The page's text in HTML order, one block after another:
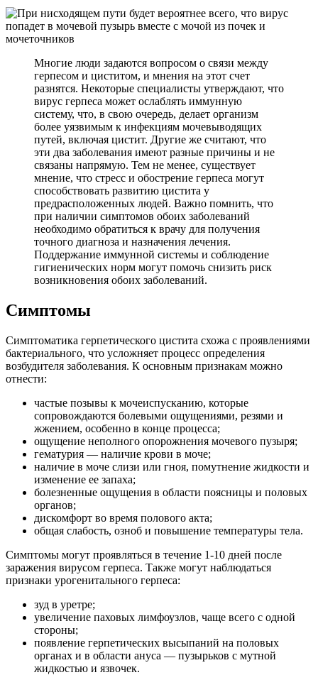
Многие люди задаются вопросом о связи между
герпесом и циститом, и мнения на этот счет
разнятся. Некоторые специалисты утверждают, что
вирус герпеса может ослаблять иммунную
систему, что, в свою очередь, делает организм
более уязвимым к инфекциям мочевыводящих
путей, включая цистит. Другие же считают, что
эти два заболевания имеют разные причины и не
связаны напрямую. Тем не менее, существует
мнение, что стресс и обострение герпеса могут
способствовать развитию цистита у
предрасположенных людей. Важно помнить, что
при наличии симптомов обоих заболеваний
необходимо обратиться к врачу для получения
точного диагноза и назначения лечения.
Поддержание иммунной системы и соблюдение
гигиенических норм могут помочь снизить риск
возникновения обоих заболеваний.
Симптомы
Симптоматика герпетического цистита схожа с проявлениями
бактериального, что усложняет процесс определения
возбудителя заболевания. К основным признакам можно
отнести:
частые позывы к мочеиспусканию, которые
сопровождаются болевыми ощущениями, резями и
жжением, особенно в конце процесса;
ощущение неполного опорожнения мочевого пузыря;
гематурия — наличие крови в моче;
наличие в моче слизи или гноя, помутнение жидкости и
изменение ее запаха;
болезненные ощущения в области поясницы и половых
органов;
дискомфорт во время полового акта;
общая слабость, озноб и повышение температуры тела.
Симптомы могут проявляться в течение 1-10 дней после
заражения вирусом герпеса. Также могут наблюдаться
признаки урогенитального герпеса:
зуд в уретре;
увеличение паховых лимфоузлов, чаще всего с одной
стороны;
появление герпетических высыпаний на половых
органах и в области ануса — пузырьков с мутной
жидкостью и язвочек.